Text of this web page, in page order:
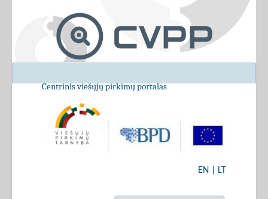
Centrinis viešųjų pirkimų portalas
EN LT